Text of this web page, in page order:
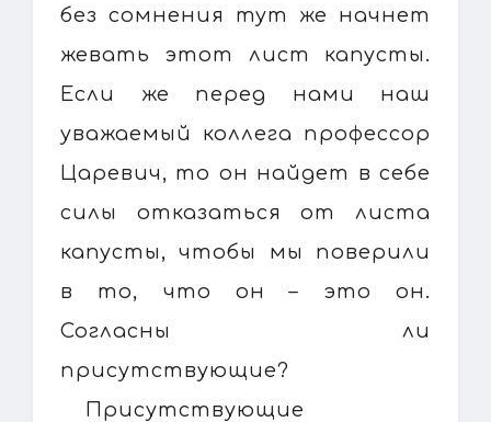
без сомнения тут же начнет
жевать этот лист капусты.
Если же перед нами наш
уважаемый коллега профессор
Царевич, то он найдет в себе
силы отказаться от листа
капусты, чтобы мы поверили
в то, что он – это он.
Согласны ли
присутствующие?
Присутствующие